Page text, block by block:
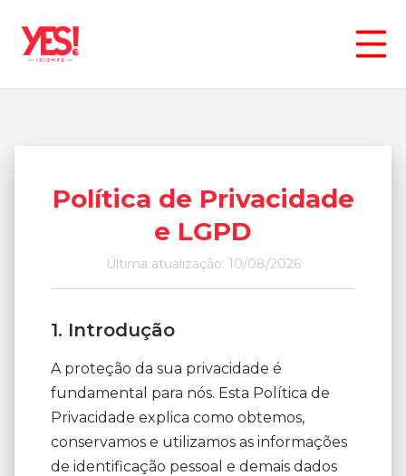
Política de Privacidade
e LGPD
Última atualização: 10/08/2026
1. Introdução
A proteção da sua privacidade é
fundamental para nós. Esta Política de
Privacidade explica como obtemos,
conservamos e utilizamos as informações
de identificação pessoal e demais dados